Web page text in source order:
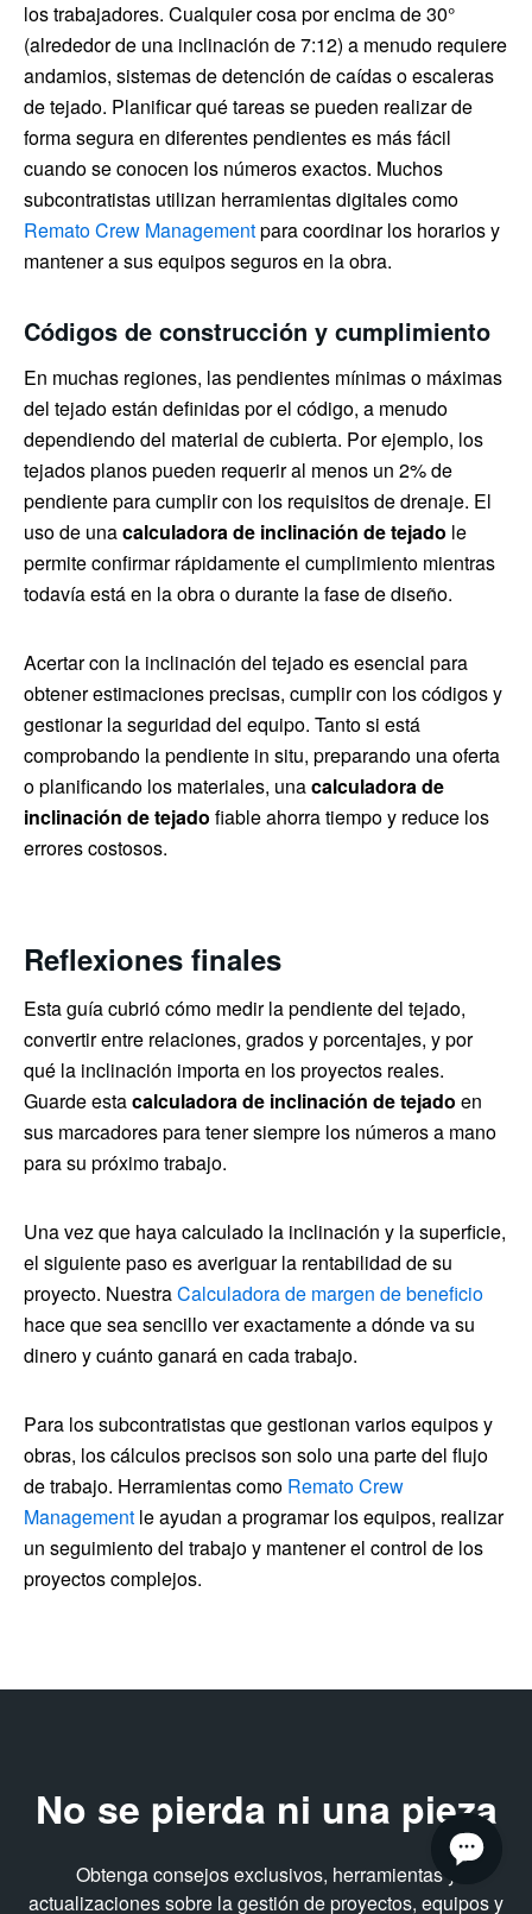
los trabajadores. Cualquier cosa por encima de 30°
(alrededor de una inclinación de 7:12) a menudo requiere
andamios, sistemas de detención de caídas o escaleras
de tejado. Planificar qué tareas se pueden realizar de
forma segura en diferentes pendientes es más fácil
cuando se conocen los números exactos. Muchos
subcontratistas utilizan herramientas digitales como
Remato Crew Managementpara coordinar los horarios y
mantener a sus equipos seguros en la obra.
Códigos de construcción y cumplimiento
En muchas regiones, las pendientes mínimas o máximas
del tejado están definidas por el código, a menudo
dependiendo del material de cubierta. Por ejemplo, los
tejados planos pueden requerir al menos un 2% de
pendiente para cumplir con los requisitos de drenaje. El
uso de unacalculadora de inclinación de tejado le
permite confirmar rápidamente el cumplimiento mientras
todavía está en la obra o durante la fase de diseño.
Acertar con la inclinación del tejado es esencial para
obtener estimaciones precisas, cumplir con los códigos y
gestionar la seguridad del equipo. Tanto si está
comprobando la pendiente in situ, preparando una oferta
o planificando los materiales, unacalculadora de
inclinación de tejado fiable ahorra tiempo y reduce los
errores costosos.
Reflexiones finales
Esta guía cubrió cómo medir la pendiente del tejado,
convertir entre relaciones, grados y porcentajes, y por
qué la inclinación importa en los proyectos reales.
Guarde estacalculadora de inclinación de tejado en
sus marcadores para tener siempre los números a mano
para su próximo trabajo.
Una vez que haya calculado la inclinación y la superficie,
el siguiente paso es averiguar la rentabilidad de su
proyecto. NuestraCalculadora de margen de beneficio
hace que sea sencillo ver exactamente a dónde va su
dinero y cuánto ganará en cada trabajo.
Para los subcontratistas que gestionan varios equipos y
obras, los cálculos precisos son solo una parte del flujo
de trabajo. Herramientas como Remato Crew
Management le ayudan a programar los equipos, realizar
un seguimiento del trabajo y mantener el control de los
proyectos complejos.
No se pierda ni una pieza
Obtenga consejos exclusivos, herramientas y
actualizaciones sobre la gestión de proyectos, equipos y